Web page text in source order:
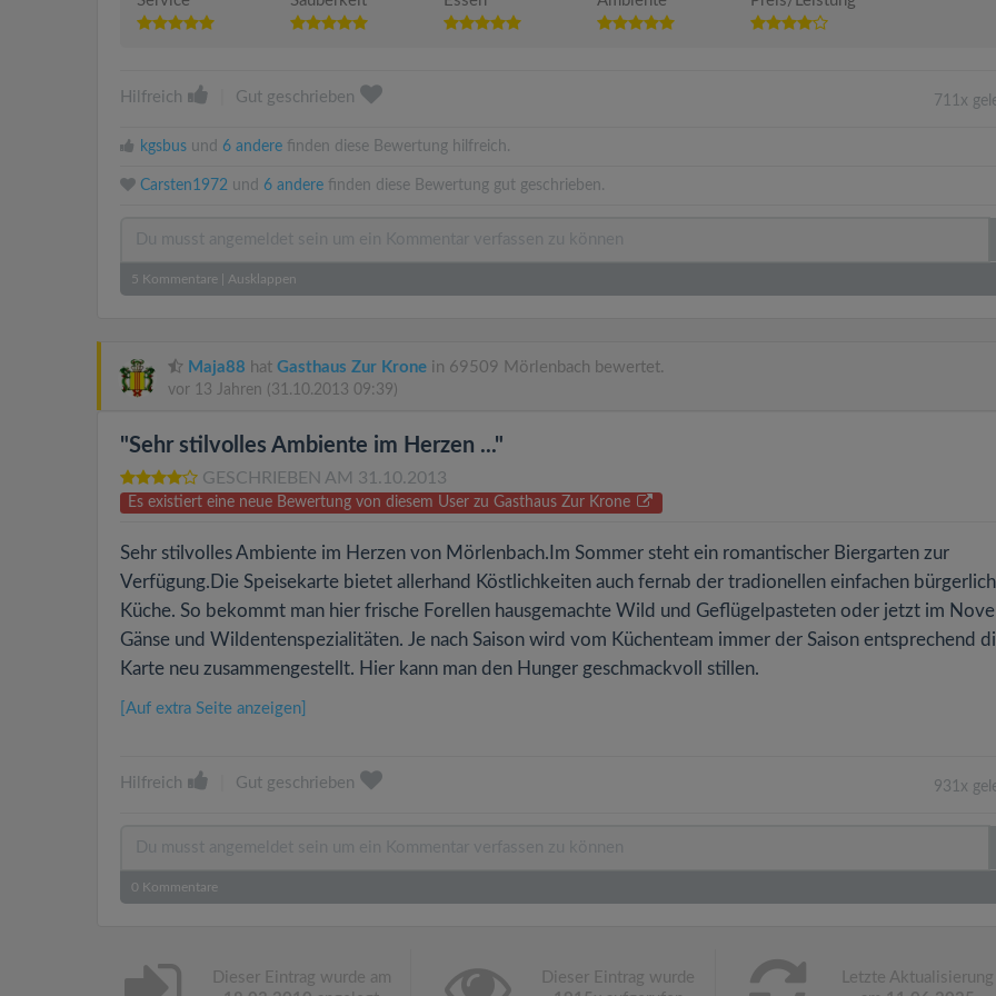
Hilfreich Gut geschrieben 711x
kgsbus und 6 andere finden diese Bewertung hilfreich.
Carsten1972 und 6 andere finden diese Bewertung gut geschrieben.
5 Kommentare Ausklappen
Maja88 hat Gasthaus Zur Krone in 69509 Mörlenbach bewertet.
vor 13 Jahren (31.10.2013 09:39)
"Sehr stilvolles Ambiente im Herzen ..."
GESCHRIEBEN AM 31.10.2013
Es existiert eine neue Bewertung von diesem User zu Gasthaus Zur Krone
Sehr stilvolles Ambiente im Herzen von Mörlenbach.Im Sommer steht ein romantischer Biergarten zur
Verfügung.Die Speisekarte bietet allerhand Köstlichkeiten auch fernab der tradionellen einfachen
Küche. So bekommt man hier frische Forellen hausgemachte Wild und Geflügelpasteten oder jetzt im
Gänse und Wildentenspezialitäten. Je nach Saison wird vom Küchenteam immer der Saison entsprechend
Karte neu zusammengestellt. Hier kann man den Hunger geschmackvoll stillen.
[Auf extra Seite anzeigen]
Hilfreich Gut geschrieben 931x
0 Kommentare
Dieser Eintrag wurde am
Dieser Eintrag wurde
Letzte Aktualisierung